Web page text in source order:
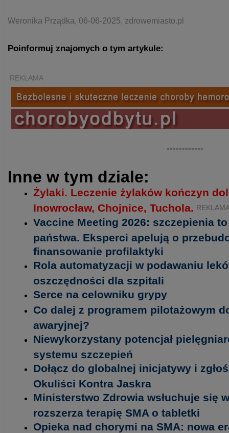
Weronika Prządka, 06-06-2025, zdrowemiasto.pl
Poinformuj znajomych o tym artykule:
REKLAMA
------------
Inne w tym dziale:
Żylaki. Leczenie żylaków kończyn
Inowrocław, Chojnice, Tuchola.
Vaccine Meeting 2026: szczepienia
państwa. Eksperci apelują o
finansowanie profilaktyki
Rola automatyzacji w podawaniu
oszczędności dla szpitali
Serce na celowniku grypy
Co dalej z programem pilotażowym
awaryjnej?
Niewykorzystany potencjał
systemu szczepień
Dołącz do globalnej inicjatywy i
Okuliści Kontra Jaskra
Ministerstwo Zdrowia wsłuchuje się
rozszerza terapię SMA o tabletki
Opieka nad chorymi na SMA: nowa